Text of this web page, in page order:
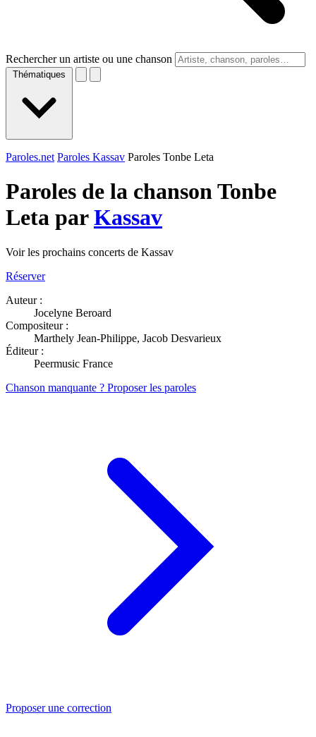
Rechercher un artiste ou une chanson
Thématiques
Paroles.net Paroles Kassav Paroles Tonbe Leta
Paroles de la chanson Tonbe
Leta parKassav
Voir les prochains concerts de Kassav
Réserver
Auteur :
Jocelyne Beroard
Compositeur :
Marthely Jean-Philippe, Jacob Desvarieux
Éditeur :
Peermusic France
Chanson manquante ? Proposer les paroles
Proposer une correction